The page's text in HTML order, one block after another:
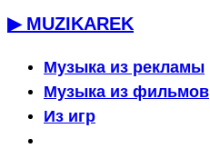
Перейти
содержимому
▶ MUZIKAREK
Музыка из рекламы
Музыка из фильмов
Из игр